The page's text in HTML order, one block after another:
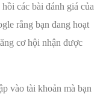
các bài đánh giá của
rằng bạn đang hoạt
cơ hội nhận được
vào tài khoản mà bạn